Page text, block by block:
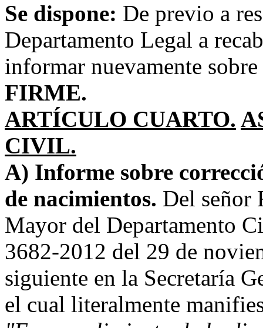
Se dispone: De previo a
Departamento Legal a
informar nuevamente
FIRME.
ARTÍCULO CUARTO.
CIVIL.
A) Informe sobre
de nacimientos. Del señor
Mayor del Departamento
3682-2012 del 29 de
siguiente en la Secretaría
el cual literalmente